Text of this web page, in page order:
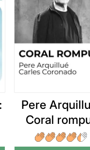
Pere
Coral